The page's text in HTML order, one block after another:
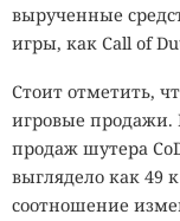
вырученные
игры, как Call of
Стоит отметить,
игровые продажи.
продаж шутера
выглядело как 49
соотношение